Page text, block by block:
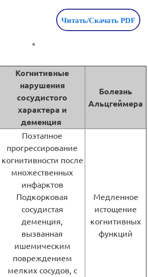
Читать/Скачать PDF
Когнитивные
нарушения
сосудистого
характера и
деменция
Болезнь
Альцгеймера
Поэтапное
прогрессирование
когнитивности после
множественных
инфарктов
Подкорковая
сосудистая
деменция,
вызванная
ишемическим
повреждением
мелких сосудов, с
Медленное
истощение
когнитивных
функций